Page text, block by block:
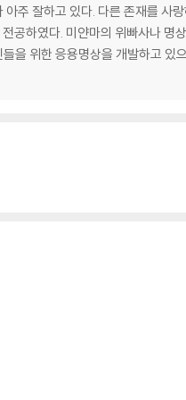
주 잘하고 있다. 다른 존재를 사
공하였다. 미얀마의 위빠사나 명
을 위한 응용명상을 개발하고 있